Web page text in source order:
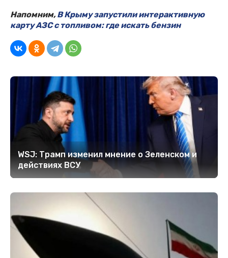
Напомним,В Крыму запустили интерактивную
карту АЗС с топливом: где искать бензин
WSJ: Трамп изменил мнение о Зеленском и
действиях ВСУ